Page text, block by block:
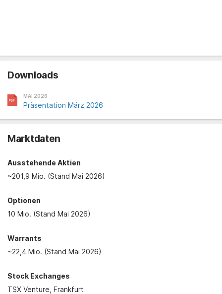
Downloads
MAI 2026
Präsentation März 2026
Marktdaten
Ausstehende Aktien
~201,9 Mio. (Stand Mai 2026)
Optionen
10 Mio. (Stand Mai 2026)
Warrants
~22,4 Mio. (Stand Mai 2026)
Stock Exchanges
TSX Venture, Frankfurt